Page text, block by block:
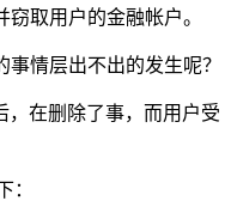
取用户的金融帐户。
情层出不出的发生呢？
，在删除了事，而用户受
：